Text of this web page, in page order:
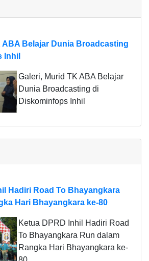
ABA Belajar Dunia Broadcasting
Inhil
Galeri, Murid TK ABA Belajar
Dunia Broadcasting di
Diskominfops Inhil
Hadiri Road To Bhayangkara
Hari Bhayangkara ke-80
Ketua DPRD Inhil Hadiri Road
To Bhayangkara Run dalam
Rangka Hari Bhayangkara ke-